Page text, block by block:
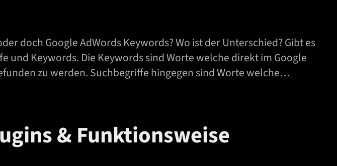
doch Google AdWords Keywords? Wo ist der Unterschied? Gibt es
und Keywords. Die Keywords sind Worte welche direkt im Google
zu werden. Suchbegriffe hingegen sind Worte welche…
& Funktionsweise